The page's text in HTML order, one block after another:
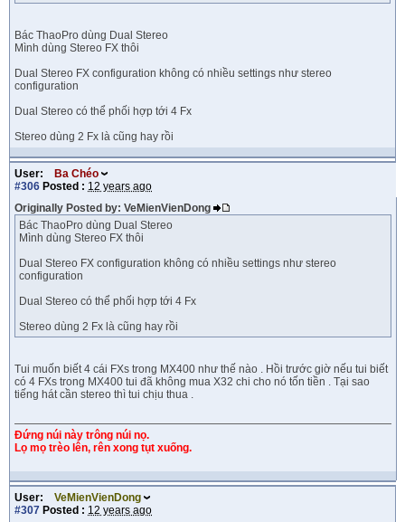
Bác ThaoPro dùng Dual Stereo
Mình dùng Stereo FX thôi
Dual Stereo FX configuration không có nhiều settings như stereo
configuration
Dual Stereo có thể phối hợp tới 4 Fx
Stereo dùng 2 Fx là cũng hay rồi
User:
Ba Chéo
#306 Posted : 12 years ago
Originally Posted by: VeMienVienDong
Bác ThaoPro dùng Dual Stereo
Mình dùng Stereo FX thôi
Dual Stereo FX configuration không có nhiều settings như stereo
configuration
Dual Stereo có thể phối hợp tới 4 Fx
Stereo dùng 2 Fx là cũng hay rồi
Tui muốn biết 4 cái FXs trong MX400 như thế nào . Hồi trước giờ nếu tui biết
có 4 FXs trong MX400 tui đã không mua X32 chi cho nó tốn tiền . Tại sao
tiếng hát cần stereo thì tui chịu thua .
Đứng núi này trông núi nọ.
Lọ mọ trèo lên, rên xong tụt xuống.
User:
VeMienVienDong
#307 Posted : 12 years ago